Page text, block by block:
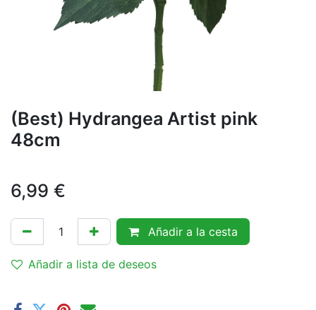
(Best) Hydrangea Artist pink
48cm
6,99 €
Añadir a la cesta
Añadir a lista de deseos